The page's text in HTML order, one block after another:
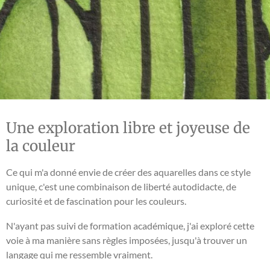
Une exploration libre et joyeuse de
la couleur
Ce qui m'a donné envie de créer des aquarelles dans ce style
unique, c'est une combinaison de liberté autodidacte, de
curiosité et de fascination pour les couleurs.
N'ayant pas suivi de formation académique, j'ai exploré cette
voie à ma manière sans règles imposées, jusqu'à trouver un
langage qui me ressemble vraiment.